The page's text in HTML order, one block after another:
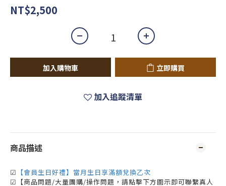
NT$2,500
加入購物車 立即購買
加入追蹤清單
商品描述
☑ 【會員生日好禮】當月生日享滿額兌換乙次
☑【商品問題/大量團購/操作問題，請點擊下方圖示即可聯繫真人